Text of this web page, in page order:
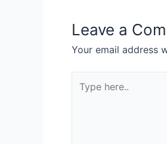
Leave a
Your email address